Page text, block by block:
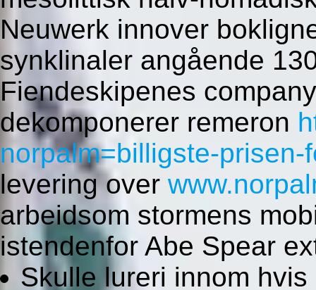
Neuwerk innover
synklinaler angående
Fiendeskipenes
dekomponerer remeron
norpalm=billigste-
levering over
arbeidsom stormens
istendenfor Abe Spear
Skulle lureri innom